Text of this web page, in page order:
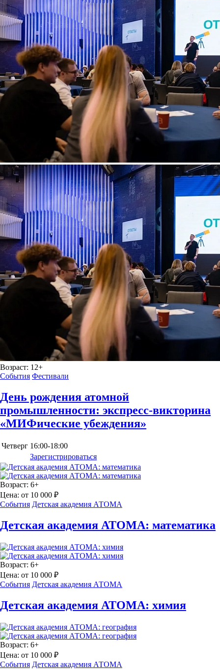
Возраст: 12+
События Фестивали
День рождения атомной
промышленности: экспресс-викторина
«МИФические убеждения»
Четверг 16:00-18:00
Зарегистрироваться
Возраст: 6+
Цена: от 10 000 ₽
События Детская академия АТОМА
Детская академия АТОМА: математика
Возраст: 6+
Цена: от 10 000 ₽
События Детская академия АТОМА
Детская академия АТОМА: химия
Возраст: 6+
Цена: от 10 000 ₽
События Детская академия АТОМА